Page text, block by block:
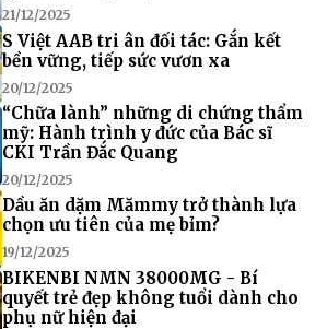
21/12/2025
S Việt AAB tri ân đối tác: Gắn kết
bền vững, tiếp sức vươn xa
20/12/2025
“Chữa lành” những di chứng thẩm
mỹ: Hành trình y đức của Bác sĩ
CKI Trần Đắc Quang
20/12/2025
Dầu ăn dặm Mămmy trở thành lựa
chọn ưu tiên của mẹ bỉm?
19/12/2025
BIKENBI NMN 38000MG - Bí
quyết trẻ đẹp không tuổi dành cho
phụ nữ hiện đại